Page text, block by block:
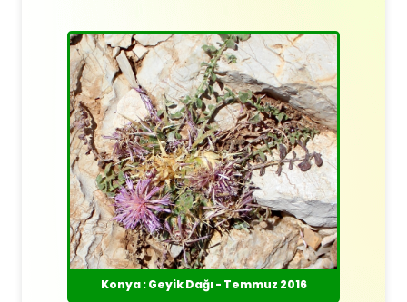
Konya : Geyik Dağı - Temmuz 2016